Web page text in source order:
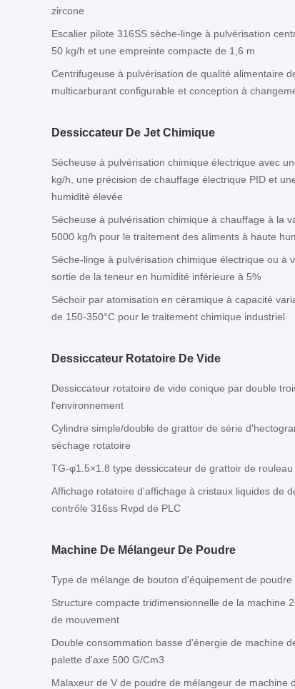
zircone
Escalier pilote 316SS sèche-linge à pulvérisation
50 kg/h et une empreinte compacte de 1,6 m
Centrifugeuse à pulvérisation de qualité alimentaire
multicarburant configurable et conception à
Dessiccateur De Jet Chimique
Sécheuse à pulvérisation chimique électrique avec
kg/h, une précision de chauffage électrique PID et
humidité élevée
Sécheuse à pulvérisation chimique à chauffage à la
5000 kg/h pour le traitement des aliments à haute
Séche-linge à pulvérisation chimique électrique ou à
sortie de la teneur en humidité inférieure à 5%
Séchoir par atomisation en céramique à capacité
de 150-350°C pour le traitement chimique industriel
Dessiccateur Rotatoire De Vide
Dessiccateur rotatoire de vide conique par double
l'environnement
Cylindre simple/double de grattoir de série
séchage rotatoire
TG-φ1.5×1.8 type dessiccateur de grattoir de rouleau
Affichage rotatoire d'affichage à cristaux liquides de
contrôle 316ss Rvpd de PLC
Machine De Mélangeur De Poudre
Type de mélange de bouton d'équipement de
Structure compacte tridimensionnelle de la machine
de mouvement
Double consommation basse d'énergie de machine
palette d'axe 500 G/Cm3
Malaxeur de V de poudre de mélangeur de machine